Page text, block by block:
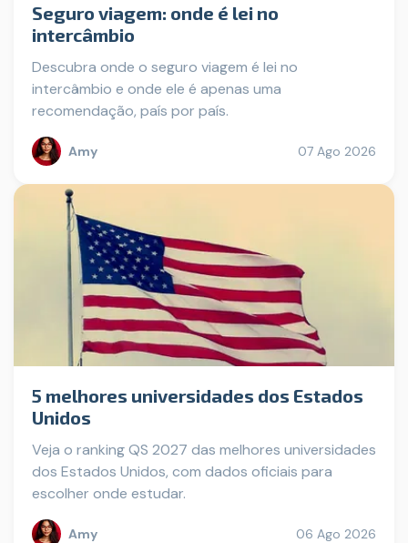
Seguro viagem: onde é lei no
intercâmbio
Descubra onde o seguro viagem é lei no
intercâmbio e onde ele é apenas uma
recomendação, país por país.
Amy 07 Ago 2026
5 melhores universidades dos Estados
Unidos
Veja o ranking QS 2027 das melhores universidades
dos Estados Unidos, com dados oficiais para
escolher onde estudar.
Amy 06 Ago 2026